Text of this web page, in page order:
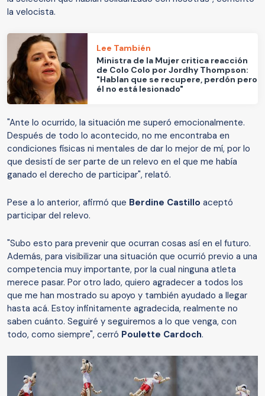
la velocista.
Lee También
Ministra de la Mujer critica reacción
de Colo Colo por Jordhy Thompson:
"Hablan que se recupere, perdón pero
él no está lesionado"
"Ante lo ocurrido, la situación me superó emocionalmente.
Después de todo lo acontecido, no me encontraba en
condiciones físicas ni mentales de dar lo mejor de mí, por lo
que desistí de ser parte de un relevo en el que me había
ganado el derecho de participar", relató.
Pese a lo anterior, afirmó que Berdine Castillo aceptó
participar del relevo.
"Subo esto para prevenir que ocurran cosas así en el futuro.
Además, para visibilizar una situación que ocurrió previo a una
competencia muy importante, por la cual ninguna atleta
merece pasar. Por otro lado, quiero agradecer a todos los
que me han mostrado su apoyo y también ayudado a llegar
hasta acá. Estoy infinitamente agradecida, realmente no
saben cuánto. Seguiré y seguiremos a lo que venga, con
todo, como siempre", cerró Poulette Cardoch.